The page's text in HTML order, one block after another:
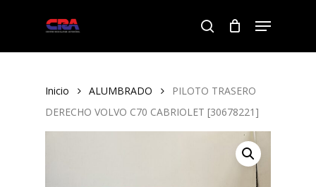
search
Menu
Inicio ALUMBRADO
PILOTO TRASERO
DERECHO VOLVO C70 CABRIOLET [30678221]